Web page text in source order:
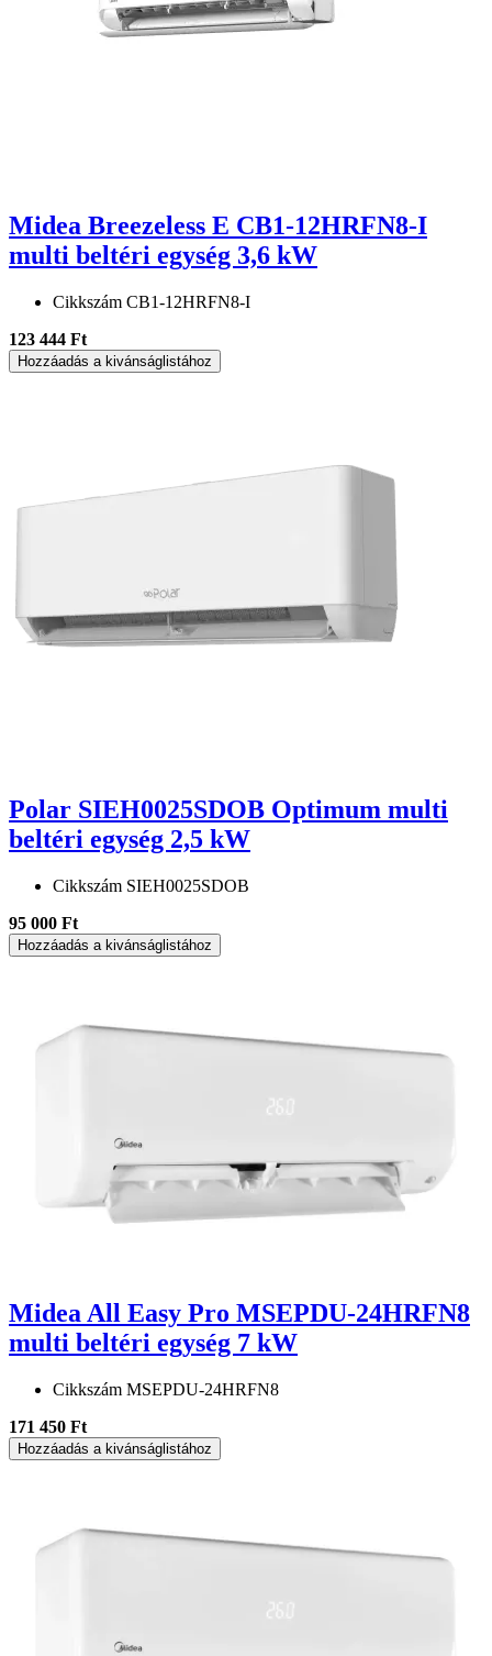
Midea Breezeless E CB1-12HRFN8-I
multi beltéri egység 3,6 kW
Cikkszám CB1-12HRFN8-I
123 444 Ft
Hozzáadás a kivánságlistához
Polar SIEH0025SDOB Optimum multi
beltéri egység 2,5 kW
Cikkszám SIEH0025SDOB
95 000 Ft
Hozzáadás a kivánságlistához
Midea All Easy Pro MSEPDU-24HRFN8
multi beltéri egység 7 kW
Cikkszám MSEPDU-24HRFN8
171 450 Ft
Hozzáadás a kivánságlistához